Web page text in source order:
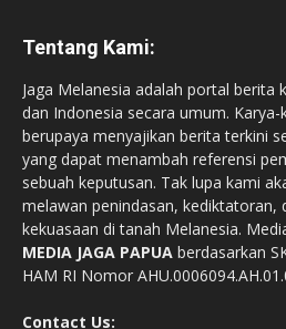
Tentang Kami:
Jaga Melanesia adalah portal berita
dan Indonesia secara umum. Karya-
berupaya menyajikan berita terkini
yang dapat menambah referensi
sebuah keputusan. Tak lupa kami
melawan penindasan, kediktatoran,
kekuasaan di tanah Melanesia.
MEDIA JAGA PAPUA berdasarkan
HAM RI Nomor
Contact Us: